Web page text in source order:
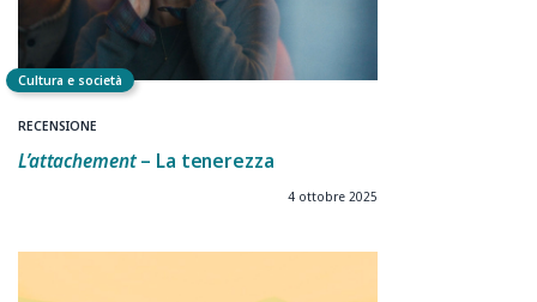
Cultura e società
RECENSIONE
L’attachement– La tenerezza
4 ottobre 2025